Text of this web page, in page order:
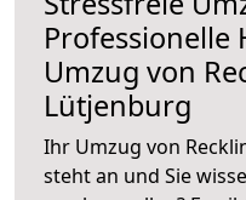
Umzug von
Lütjenburg
Ihr Umzug von
steht an und Sie